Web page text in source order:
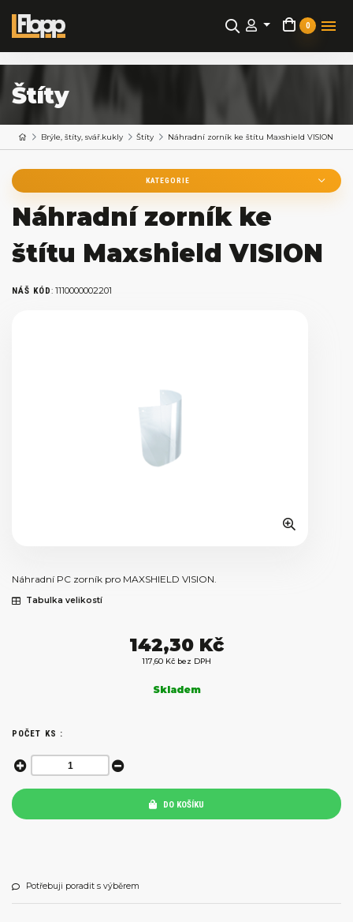
0
Štíty
Brýle, štíty, svář.kukly Štíty Náhradní zorník ke štítu Maxshield VISION
KATEGORIE
Náhradní zorník ke
štítu Maxshield VISION
NÁŠ KÓD: 1110000002201
Náhradní PC zorník pro MAXSHIELD VISION.
Tabulka velikostí
142,30 Kč
117,60 Kč bez DPH
Skladem
POČET KS :
DO KOŠÍKU
Potřebuji poradit s výběrem